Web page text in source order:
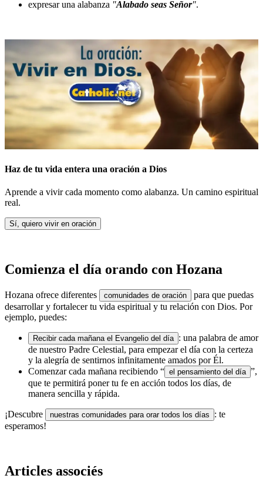
expresar una alabanza "Alabado seas Señor".
Haz de tu vida entera una oración a Dios
Aprende a vivir cada momento como alabanza. Un camino espiritual
real.
Sí, quiero vivir en oración
Comienza el día orando con Hozana
Hozana ofrece diferentes comunidades de oración
para que puedas
desarrollar y fortalecer tu vida espiritual y tu relación con Dios. Por
ejemplo, puedes:
Recibir cada mañana el Evangelio del día : una palabra de amor
de nuestro Padre Celestial, para empezar el día con la certeza
y la alegría de sentirnos infinitamente amados por Él.
Comenzar cada mañana recibiendo “ el pensamiento del día ”,
que te permitirá poner tu fe en acción todos los días, de
manera sencilla y rápida.
¡Descubre nuestras comunidades para orar todos los días
: te
esperamos!
Articles associés